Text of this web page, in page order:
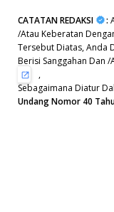
CATATAN REDAKSI :
/Atau Keberatan
Tersebut Diatas, Anda
Berisi Sanggahan Dan
,
Sebagaimana Diatur
Undang Nomor 40